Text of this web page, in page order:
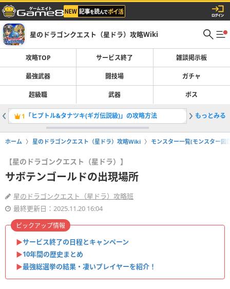
星のドラゴンクエスト（星ドラ）攻略Wiki
攻略TOP サービス終了 雑談掲示板
最強武器 闘技場 ガチャ
超級職 武器 ボス
1 「ヒプトル&タナツキ(ギガ伝説級)」の攻略方法 2会心率
もっとみる
ホーム 星のドラゴンクエスト（星ドラ）攻略Wiki モンスター一覧(モンスター図
【星のドラゴンクエスト（星ドラ）】
サボテンゴールドの出現場所
星のドラゴンクエスト（星ドラ）攻略班
最終更新日：2025.11.20 16:04
▶︎サービス終了の日程とキャンペーン
▶︎10年間の歴史まとめ
▶︎最強総選挙の結果・凄いプレイヤーを紹介！
ピックアップ情報